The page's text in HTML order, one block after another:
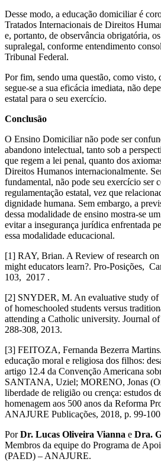
Desse modo, a educação domiciliar é
Tratados Internacionais de Direitos
e, portanto, de observância obrigatória,
supralegal, conforme entendimento
Tribunal Federal.
Por fim, sendo uma questão, como visto,
segue-se a sua eficácia imediata, não
estatal para o seu exercício.
Conclusão
O Ensino Domiciliar não pode ser
abandono intelectual, tanto sob a
que regem a lei penal, quanto dos
Direitos Humanos internacionalmente.
fundamental, não pode seu exercício ser
regulamentação estatal, vez que
dignidade humana. Sem embargo, a
dessa modalidade de ensino mostra-se
evitar a insegurança jurídica enfrentada
essa modalidade educacional.
[1] RAY, Brian. A Review of research
might educators learn?. Pro-Posições,
103, 2017 .
[2] SNYDER, M. An evaluative study of
of homeschooled students versus
attending a Catholic university. Journal
288-308, 2013.
[3] FEITOZA, Fernanda Bezerra
educação moral e religiosa dos filhos:
artigo 12.4 da Convenção Americana
SANTANA, Uziel; MORENO, Jonas
liberdade de religião ou crença: estudos
homenagem aos 500 anos da Reforma
ANAJURE Publicações, 2018, p. 99-
PorDr. Lucas Oliveira Vianna e Dra.
Membros da equipe do Programa de
(PAED) – ANAJURE.